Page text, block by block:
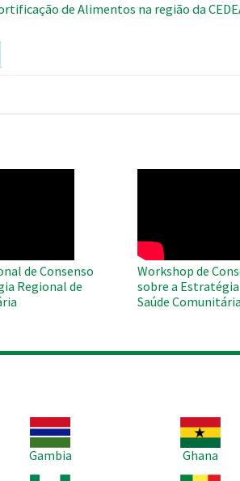
de Alimentos na região da
de Consenso
Regional de
Workshop de
sobre a
Saúde
Gambia
Imagem
Ghana